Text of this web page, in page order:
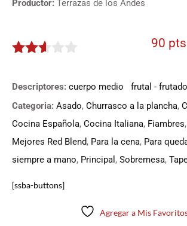
Productor: Terrazas de los Andes
90 pts
Descriptores: cuerpo medio frutal - frutado
Categoria: Asado, Churrasco a la plancha,
Cocina Española, Cocina Italiana, Fiambres,
Mejores Red Blend, Para la cena, Para
siempre a mano, Principal , Sobremesa,
[ssba-buttons]
Agregar a Mis